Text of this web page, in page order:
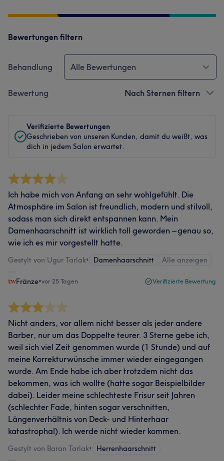
Bewertungen filtern
Behandlung Alle Bewertungen
Bewertung Nach Sternen filtern
Verifizierte Bewertungen
Geschrieben von unseren Kunden, damit du weißt, was
dich in jedem Salon erwartet.
Ich habe mich von Anfang an sehr wohlgefühlt. Die
Atmosphäre im Salon ist freundlich, modern und stilvoll,
sodass man sich direkt entspannen kann. Mein
Damenhaarschnitt ist wirklich toll geworden – genau so,
wie ich es mir vorgestellt hatte.
Gestylt von Ugur Tarlak• Damenhaarschnitt Alle anzeigen
Fränze•vor 25 Tagen Verifizierte Bewertung
Nicht anders, vor allem nicht besser als jeder andere
Barber, nur um das Doppelte teurer. 3 Sterne gebe ich,
weil sich viel Zeit genommen wurde (1 Stunde) und auf
meine Korrekturwünsche immer wieder eingegangen
wurde. Am Ende habe ich aber trotzdem nicht das
bekommen, was ich wollte (hatte sogar Beispielbilder
dabei). Leider meine schlechteste Frisur seit Jahren
(schlechter Fade, hinten sogar verschnitten,
Längenverhältnis von Deck- und Hinterhaar
katastrophal). Ich werde nicht wieder kommen.
Gestylt von Baran Tarlak• Herrenhaarschnitt